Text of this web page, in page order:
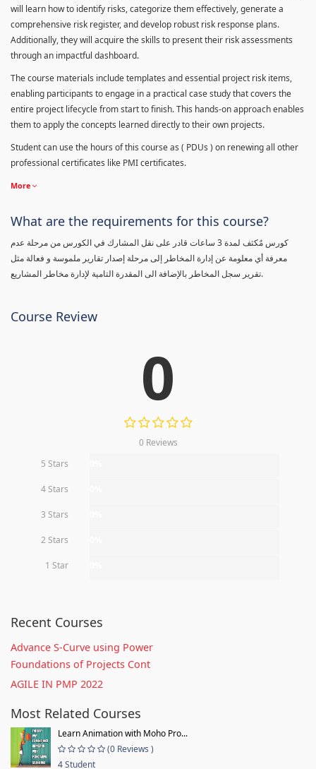
will learn how to identify risks, categorize them effectively, generate a
comprehensive risk register, and develop robust risk response plans.
Additionally, they will acquire the skills to present their risk assessments
through an impactful dashboard.
The course materials include templates and essential project risk items,
enabling participants to engage in a practical case study that covers the
entire project lifecycle from start to finish. This hands-on approach enables
them to apply the concepts learned directly to their own projects.
Student can use the hours of this course as ( PDUs ) on renewing all other
professional certificates like PMI certificates.
More
What are the requirements for this course?
كورس مٌكثف لمدة 3 ساعات قادر على نقل المشارك في الكورس من مرحلة عدم
معرفة أي معلومة عن إدارة المخاطر إلى مرحلة إصدار تقارير ملموسة و فعالة مثل
تقرير سجل المخاطر بالإضافة الى المقدرة التامية لإدارة مخاطر المشاريع.
Course Review
0
0 Reviews
5 Stars
4 Stars
3 Stars
2 Stars
1 Star
Recent Courses
Advance S-Curve using Power
Foundations of Projects Cont
AGILE IN PMP 2022
Most Related Courses
Learn Animation with Moho Pro...
(0 Reviews )
4 Student